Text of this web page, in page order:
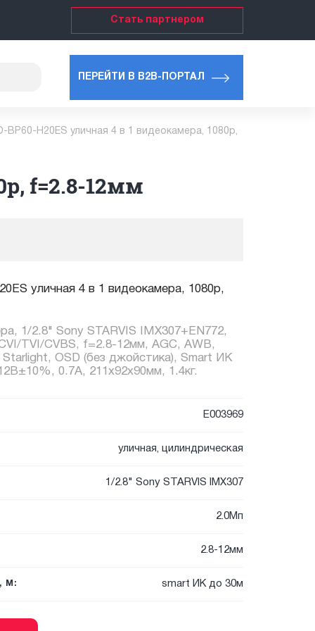
Стать партнером
ПЕРЕЙТИ В B2B-ПОРТАЛ
BP60-H20ES уличная 4 в 1 видеокамера, 1080p,
f=2.8-12мм
уличная 4 в 1 видеокамера, 1080p,
1/2.8" Sony STARVIS IMX307+EN772,
TVI/CVBS, f=2.8-12мм, AGC, AWB,
OSD (без джойстика), Smart ИК
0.7А, 211x92x90мм, 1.4кг.
E003969
уличная, цилиндрическая
1/2.8" Sony STARVIS IMX307
2.0Мп
2.8-12мм
М: smart ИК до 30м